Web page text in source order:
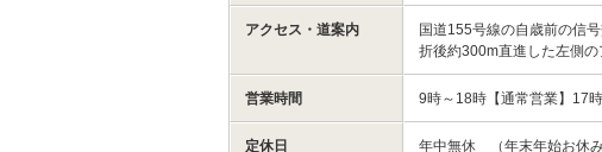
アクセス・道案内
国道155号線の自歳前の信
折後約300m直進した左側
営業時間 9時～18時【通常営業】17
定休日 年中無休 （年末年始お休み